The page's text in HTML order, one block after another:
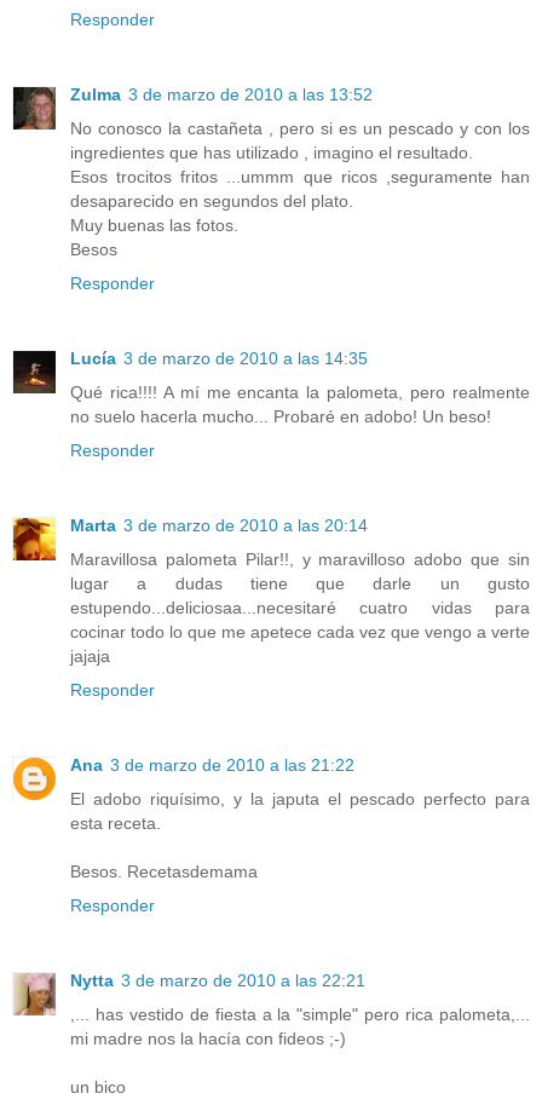
Responder
Zulma 3 de marzo de 2010 a las 13:52
No conosco la castañeta , pero si es un pescado y con los
ingredientes que has utilizado , imagino el resultado.
Esos trocitos fritos ...ummm que ricos ,seguramente han
desaparecido en segundos del plato.
Muy buenas las fotos.
Besos
Responder
Lucía 3 de marzo de 2010 a las 14:35
Qué rica!!!! A mí me encanta la palometa, pero realmente
no suelo hacerla mucho... Probaré en adobo! Un beso!
Responder
Marta 3 de marzo de 2010 a las 20:14
Maravillosa palometa Pilar!!, y maravilloso adobo que sin
lugar a dudas tiene que darle un gusto
estupendo...deliciosaa...necesitaré cuatro vidas para
cocinar todo lo que me apetece cada vez que vengo a verte
jajaja
Responder
Ana 3 de marzo de 2010 a las 21:22
El adobo riquísimo, y la japuta el pescado perfecto para
esta receta.
Besos. Recetasdemama
Responder
Nytta 3 de marzo de 2010 a las 22:21
,... has vestido de fiesta a la "simple" pero rica palometa,...
mi madre nos la hacía con fideos ;-)
un bico